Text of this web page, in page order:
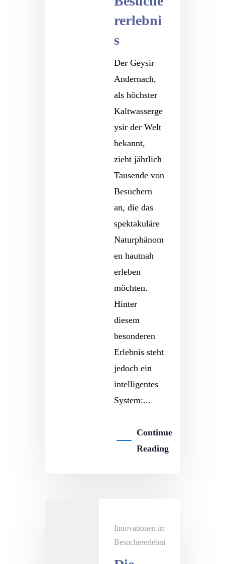
rerlebni
s
Der Geysir
Andernach,
als höchster
Kaltwasserge
ysir der Welt
bekannt,
zieht jährlich
Tausende von
Besuchern
an, die das
spektakuläre
Naturphänom
en hautnah
erleben
möchten.
Hinter
diesem
besonderen
Erlebnis steht
jedoch ein
intelligentes
System:...
Continue
Reading
Innovationen im
Besuchererlebnis